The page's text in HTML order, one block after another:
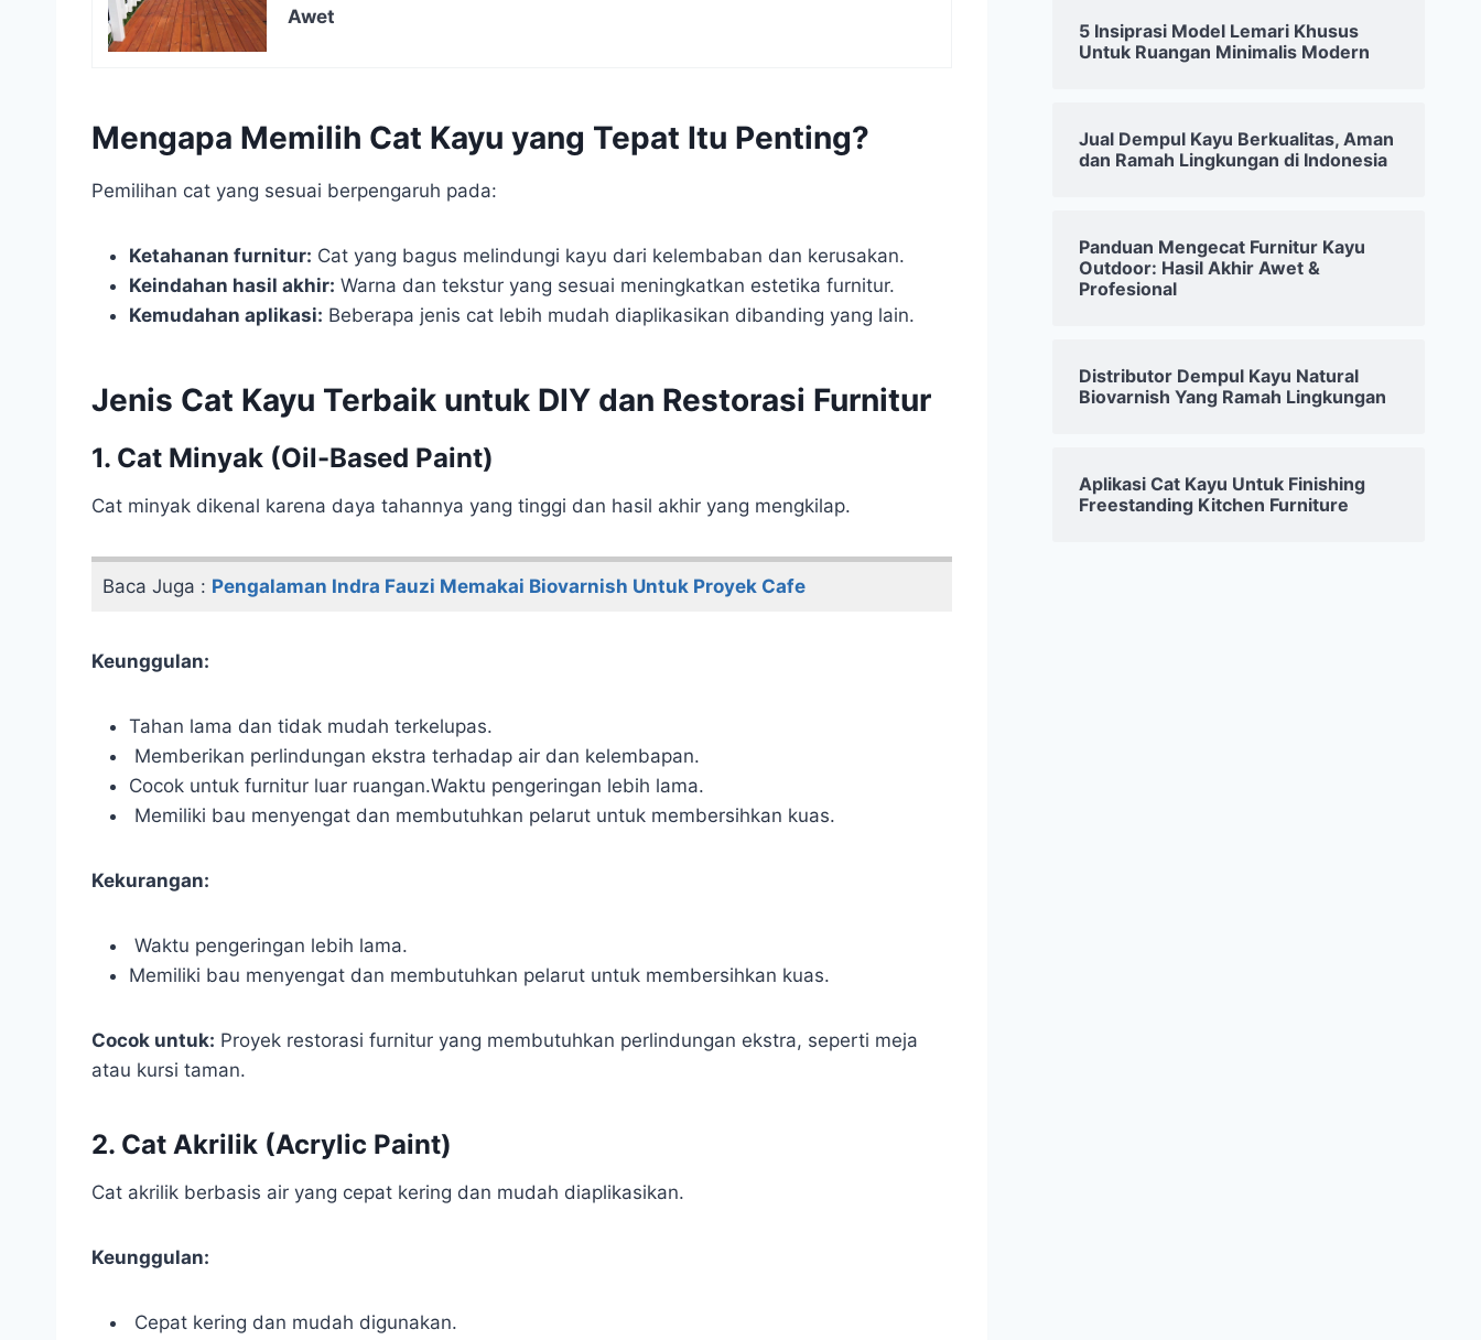
Awet
Mengapa Memilih Cat Kayu yang Tepat Itu Penting?
Pemilihan cat yang sesuai berpengaruh pada:
Ketahanan furnitur: Cat yang bagus melindungi kayu dari kelembaban dan kerusakan.
Keindahan hasil akhir: Warna dan tekstur yang sesuai meningkatkan estetika furnitur.
Kemudahan aplikasi: Beberapa jenis cat lebih mudah diaplikasikan dibanding yang lain.
Jenis Cat Kayu Terbaik untuk DIY dan Restorasi Furnitur
1. Cat Minyak (Oil-Based Paint)
Cat minyak dikenal karena daya tahannya yang tinggi dan hasil akhir yang mengkilap.
Baca Juga : Pengalaman Indra Fauzi Memakai Biovarnish Untuk Proyek Cafe
Keunggulan:
Tahan lama dan tidak mudah terkelupas.
Memberikan perlindungan ekstra terhadap air dan kelembapan.
Cocok untuk furnitur luar ruangan.Waktu pengeringan lebih lama.
Memiliki bau menyengat dan membutuhkan pelarut untuk membersihkan kuas.
Kekurangan:
Waktu pengeringan lebih lama.
Memiliki bau menyengat dan membutuhkan pelarut untuk membersihkan kuas.
Cocok untuk: Proyek restorasi furnitur yang membutuhkan perlindungan ekstra, seperti meja
atau kursi taman.
2. Cat Akrilik (Acrylic Paint)
Cat akrilik berbasis air yang cepat kering dan mudah diaplikasikan.
Keunggulan:
Cepat kering dan mudah digunakan.
5 Insiprasi Model Lemari Khusus
Untuk Ruangan Minimalis Modern
Jual Dempul Kayu Berkualitas, Aman
dan Ramah Lingkungan di Indonesia
Panduan Mengecat Furnitur Kayu
Outdoor: Hasil Akhir Awet &
Profesional
Distributor Dempul Kayu Natural
Biovarnish Yang Ramah Lingkungan
Aplikasi Cat Kayu Untuk Finishing
Freestanding Kitchen Furniture